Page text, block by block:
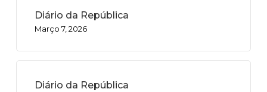
Diário da República
Março 7, 2026
Diário da República